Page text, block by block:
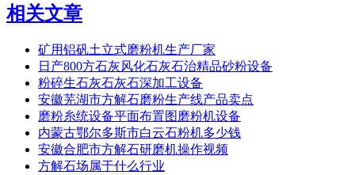
相关文章
矿用铝矾土立式磨粉机生产厂家
日产800方石灰风化石灰石治精品砂粉设备
粉碎生石灰石灰石深加工设备
安徽芜湖市方解石磨粉生产线产品卖点
磨粉糸统设备平面布置图磨粉机设备
内蒙古鄂尔多斯市白云石粉机多少钱
安徽合肥市方解石研磨机操作视频
方解石场属于什么行业